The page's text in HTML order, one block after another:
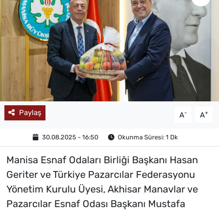
Paylaş A- A+
30.08.2025 - 16:50 Okunma Süresi: 1 Dk
Manisa Esnaf Odaları Birliği Başkanı Hasan
Geriter ve Türkiye Pazarcılar Federasyonu
Yönetim Kurulu Üyesi, Akhisar Manavlar ve
Pazarcılar Esnaf Odası Başkanı Mustafa